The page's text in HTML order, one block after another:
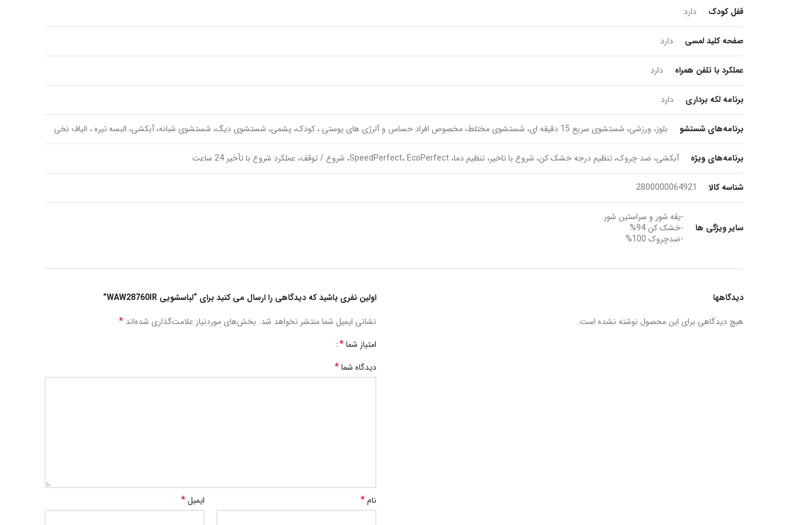
قفل کودک دارد
صفحه کلید لمسی دارد
عملکرد با تلفن همراه دارد
برنامه لکه برداری دارد
برنامه‌های شستشو بلوز، ورزشی، شستشوی سریع 15 دقیقه ای، شستشوی مختلط، مخصوص افراد حساس و آلرژی های پوستی ، کودک، پشمی، شستشوی دیگ، شستشوی شبانه، آبکشی، البسه تیره ، الیاف نخی
برنامه‌های ویژه آبکشی، ضد چروک، تنظیم درجه خشک کن، شروع با تاخیر، تنظیم دما، SpeedPerfect، EcoPerfect، شروع / توقف، عملکرد شروع با تأخیر 24 ساعت
شناسه کالا 2800000064921
سایر ویژگی ها
-یقه شور و سراستین شور
-خشک کن 94%
-ضدچروک 100%
دیدگاهها
هیچ دیدگاهی برای این محصول نوشته نشده است.
اولین نفری باشید که دیدگاهی را ارسال می کنید برای “لباسشویی WAW28760IR”
نشانی ایمیل شما منتشر نخواهد شد. بخش‌های موردنیاز علامت‌گذاری شده‌اند *
امتیاز شما*
دیدگاه شما*
نام* ایمیل*